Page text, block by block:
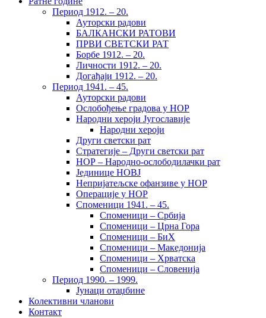
Период 1912. – 20.
Ауторски радови
БАЛКАНСКИ РАТОВИ
ПРВИ СВЕТСКИ РАТ
Борбе 1912. – 20.
Личности 1912. – 20.
Догађаји 1912. – 20.
Период 1941. – 45.
Ауторски радови
Ослобођење градова у НОР
Народни хероји Југославије
Народни хероји
Други светски рат
Стратегије – Други светски рат
НОР – Народно-ослободилачки рат
Јединице НОВЈ
Непријатељске офанзиве у НОР
Операције у НОР
Споменици 1941. – 45.
Споменици – Србија
Споменици – Црна Гора
Споменици – БиХ
Споменици – Македонија
Споменици – Хрватска
Споменици – Словенија
Период 1990. – 1999.
Јунаци отаџбине
Колективни чланови
Контакт